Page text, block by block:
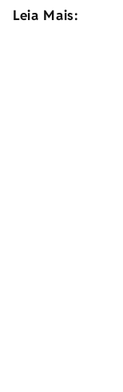
Leia Mais: